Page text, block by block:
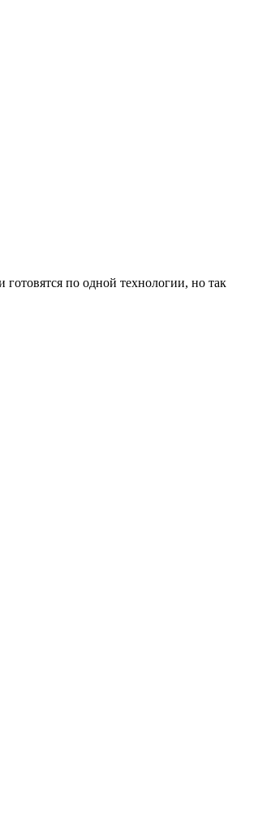
по одной технологии, но так